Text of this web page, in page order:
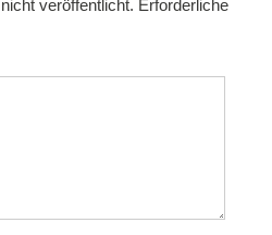
veröffentlicht. Erforderliche